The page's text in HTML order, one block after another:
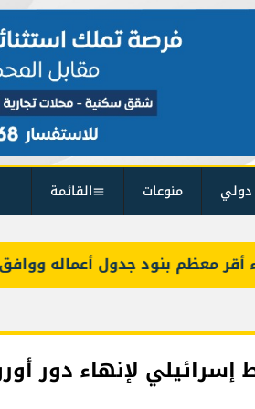
منوعات القائمة
بنود جدول أعماله ووافق على
لإنهاء دور